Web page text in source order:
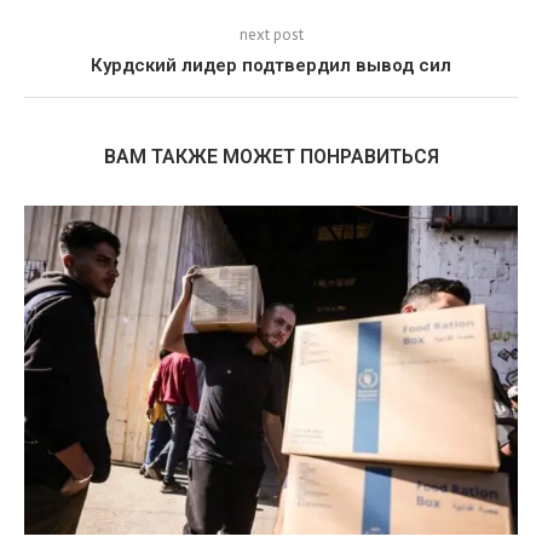
next post
Курдский лидер подтвердил вывод сил
ВАМ ТАКЖЕ МОЖЕТ ПОНРАВИТЬСЯ